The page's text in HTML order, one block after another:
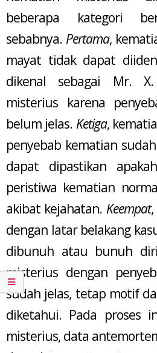
beberapa kategori
sebabnya. Pertama,
mayat tidak dapat
dikenal sebagai Mr. X.
misterius karena
belum jelas. Ketiga,
penyebab kematian
dapat dipastikan
peristiwa kematian
akibat kejahatan. Keempat
dengan latar belakang
dibunuh atau bunuh
misterius dengan
sudah jelas, tetap motif
diketahui. Pada proses
misterius, data